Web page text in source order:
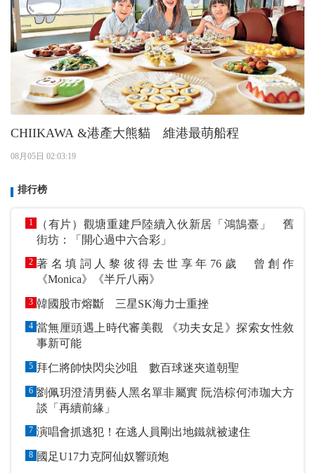
CHIIKAWA &港產大熊貓 維港最萌船程
08月05日 02:03:19
排行榜
1
（有片）觀塘重建戶陸續入伙新居「鴻鵠臺」 舊
街坊：「開心過中六合彩」
2 著名填詞人黎彼得去世享年76歲 曾創作
《Monica》《半斤八兩》
3 韓國股市熔斷 三星SK海力士重挫
4 當無厘頭遇上時代審美觀 《功夫女足》探索女性敘
事新可能
5 拜仁將帥快閃尖沙咀 數百球迷夾道朝聖
6 劉佩玥澄清男藝人黑名單非屬實 阮浩棕何沛珈大方
談「再續前緣」
7 演唱會抓逃犯！在逃人員剛出地鐵就被逮住
8 國足U17力克阿仙奴響頭炮